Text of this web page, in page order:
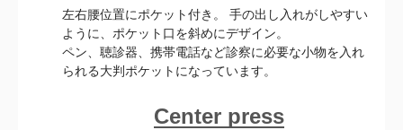
左右腰位置にポケット付き。 手の出し入れがしやすい
ように、ポケット口を斜めにデザイン。
ペン、聴診器、携帯電話など診察に必要な小物を入れ
られる大判ポケットになっています。
Center press